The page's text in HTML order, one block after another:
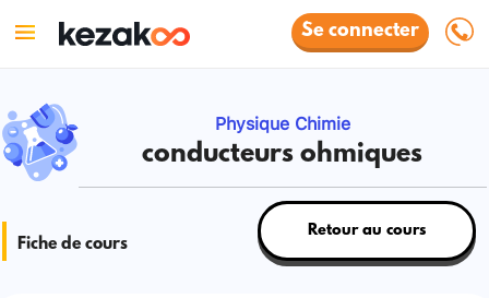
Se connecter
Physique Chimie
conducteurs ohmiques
Fiche de cours
Retour au cours